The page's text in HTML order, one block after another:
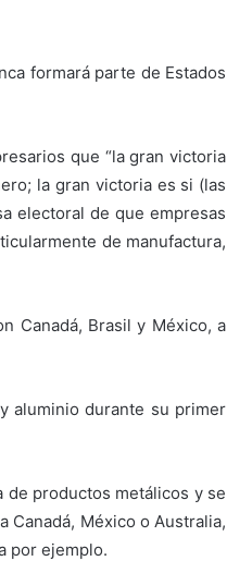
formará parte de Estados
que “la gran victoria
la gran victoria es si (las
electoral de que empresas
de manufactura,
Canadá, Brasil y México, a
aluminio durante su primer
de productos metálicos y se
México o Australia,
por ejemplo.